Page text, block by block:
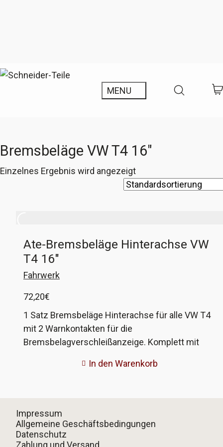
Bremsbeläge VW T4 16"
Einzelnes Ergebnis wird angezeigt
Ate-Bremsbeläge Hinterachse VW
T4 16″
Fahrwerk
72,20€
1 Satz Bremsbeläge Hinterachse für alle VW T4
mit 2 Warnkontakten für die
Bremsbelagverschleißanzeige. Komplett mit
der renommierten Firma 'Ate', welche auch oft
Alle Fahrzeuge mit 16"-Fahrwerk ab Werk haben
Warnkontakte rundum, daher ist dann ein
Bremsbelagsatz mit 2 Warnkontakten nötig. Dies
In den Warenkorb
Impressum
Allgemeine Geschäftsbedingungen
Datenschutz
Zahlung und Versand